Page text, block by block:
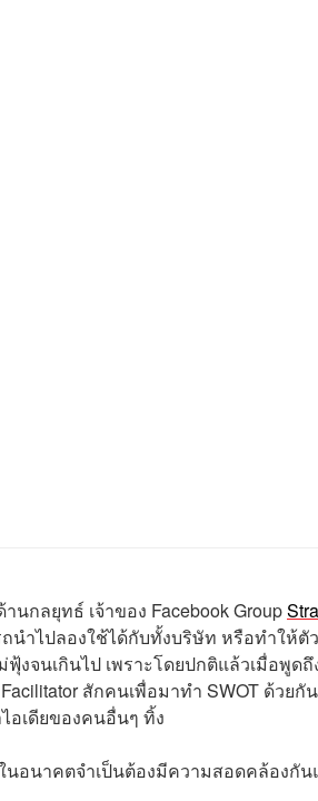
กลยุทธ์ เจ้าของ Facebook Group
นำไปลองใช้ได้กับทั้งบริษัท หรือทำให้ตัว
งจนเกินไป เพราะโดยปกติแล้วเมื่อพูดถึ
สักคนเพื่อมาทำ SWOT ด้วยกัน
อเดียของคนอื่นๆ ทิ้ง
อนาคตจำเป็นต้องมีความสอดคล้องกัน